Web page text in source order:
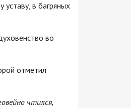
в багряных
во
отметил
чтился,